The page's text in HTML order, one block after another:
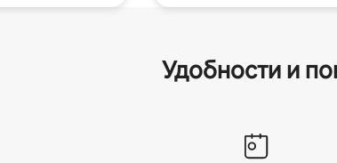
Удобности и